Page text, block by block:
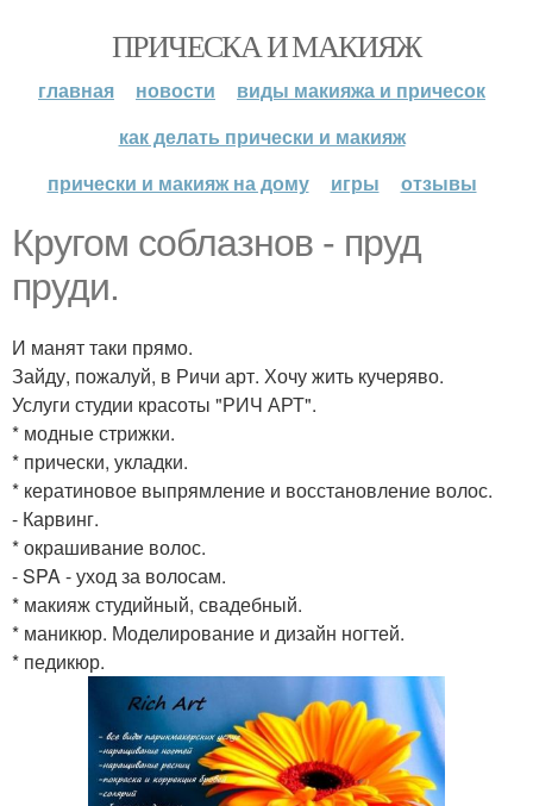
ПРИЧЕСКА И МАКИЯЖ
главная новости
виды макияжа и причесок
как делать прически и макияж
прически и макияж на дому
игры отзывы
Кругом соблазнов - пруд
пруди.
И манят таки прямо.
Зайду, пожалуй, в Ричи арт. Хочу жить кучеряво.
Услуги студии красоты "РИЧ АРТ".
* модные стрижки.
* прически, укладки.
* кератиновое выпрямление и восстановление волос.
- Карвинг.
* окрашивание волос.
- SPA - уход за волосам.
* макияж студийный, свадебный.
* маникюр. Моделирование и дизайн ногтей.
* педикюр.